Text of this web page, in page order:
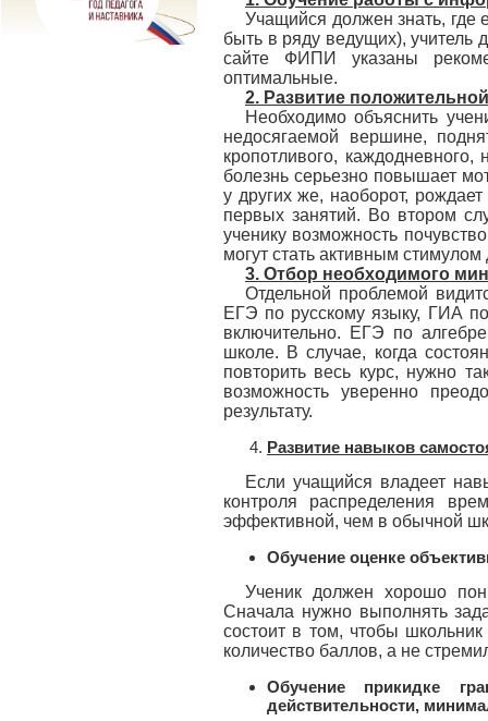
Учащийся должен знать,
быть в ряду ведущих), учитель
сайте ФИПИ указаны
оптимальные.
2. Развитие
Необходимо объяснить
недосягаемой вершине,
кропотливого, каждодневного,
болезнь серьезно повышает
у других же, наоборот,
первых занятий. Во втором
ученику возможность
могут стать активным
3. Отбор необходимого
Отдельной проблемой
ЕГЭ по русскому языку, ГИА
включительно. ЕГЭ по
школе. В случае, когда
повторить весь курс, нужно
возможность уверенно
результату.
Развитие навыков
Если учащийся владеет
контроля распределения
эффективной, чем в обычной
Обучение оценке
Ученик должен хорошо
Сначала нужно выполнять
состоит в том, чтобы
количество баллов, а не
Обучение прикидке
действительности,